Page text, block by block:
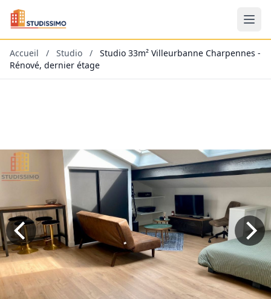
Accueil / Studio /
Studio 33m² Villeurbanne Charpennes -
Rénové, dernier étage